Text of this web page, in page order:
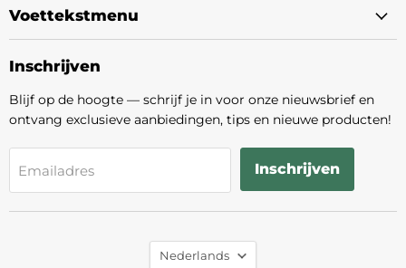
Voettekstmenu
Inschrijven
Blijf op de hoogte — schrijf je in voor onze nieuwsbrief en
ontvang exclusieve aanbiedingen, tips en nieuwe producten!
Emailadres Inschrijven
Taal
Nederlands